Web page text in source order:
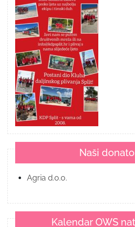
Naši
Agria d.o.o.
Kalendar OWS